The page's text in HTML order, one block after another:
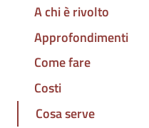
A chi è rivolto
Approfondimenti
Come fare
Costi
Cosa serve